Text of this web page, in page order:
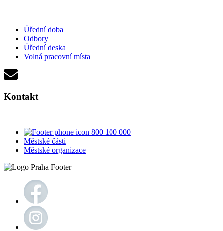
Úřední doba
Odbory
Úřední deska
Volná pracovní místa
Kontakt
800 100 000
Městské části
Městské organizace